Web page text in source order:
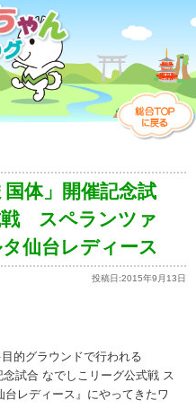
国体」開催記念試
戦 スペランツァ
仙台レディース
投稿日:2015年9月13日
的グラウンドで行われる
念試合 なでしこリーグ公式戦 ス
レディース』にやってきたワ